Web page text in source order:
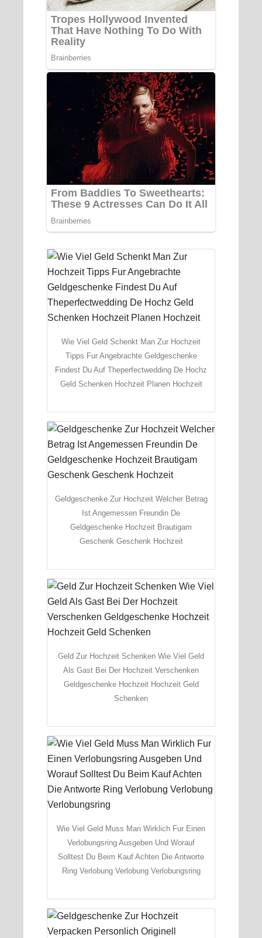
Wie Viel Geld Schenkt Man Zur Hochzeit
Tipps Fur Angebrachte Geldgeschenke
Findest Du Auf Theperfectwedding De Hochz
Geld Schenken Hochzeit Planen Hochzeit
Geldgeschenke Zur Hochzeit Welcher Betrag
Ist Angemessen Freundin De
Geldgeschenke Hochzeit Brautigam
Geschenk Geschenk Hochzeit
Geld Zur Hochzeit Schenken Wie Viel Geld
Als Gast Bei Der Hochzeit Verschenken
Geldgeschenke Hochzeit Hochzeit Geld
Schenken
Wie Viel Geld Muss Man Wirklich Fur Einen
Verlobungsring Ausgeben Und Worauf
Solltest Du Beim Kauf Achten Die Antworte
Ring Verlobung Verlobung Verlobungsring